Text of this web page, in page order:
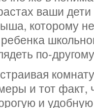
ваши
которому
по-
и тот факт,
и